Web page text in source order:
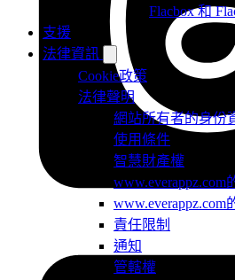
Flacbox 和
支援
法律資訊
Cookie政策
法律聲明
網站所有者的身份
使用條件
智慧財產權
www.everappz.com
www.everappz.com
責任限制
通知
管轄權